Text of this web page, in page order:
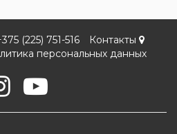
(225) 751-516
Контакты
персональных данных